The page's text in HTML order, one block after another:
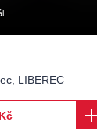
LIBEREC